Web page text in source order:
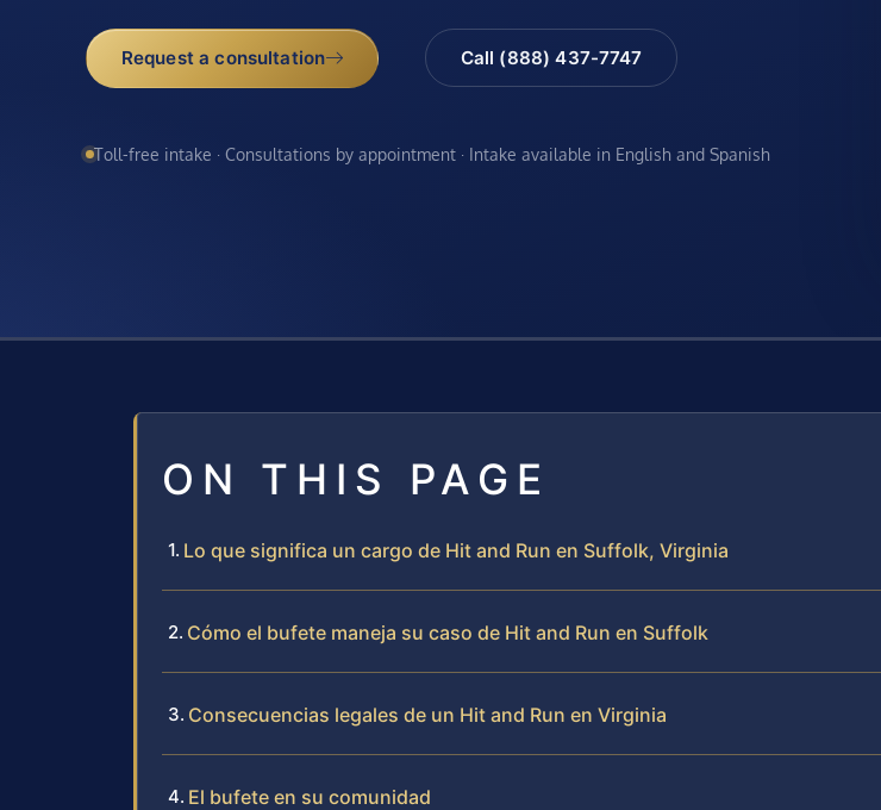
Request a consultation Call (888) 437-7747
Toll-free intake · Consultations by appointment · Intake available in English and Spanish
ON THIS PAGE
Lo que significa un cargo de Hit and Run en Suffolk, Virginia
Cómo el bufete maneja su caso de Hit and Run en Suffolk
Consecuencias legales de un Hit and Run en Virginia
El bufete en su comunidad